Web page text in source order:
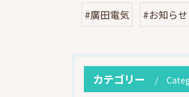
#廣田電気 #お知らせ
カテゴリー